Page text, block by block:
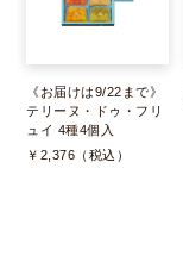
《お届けは9/22まで》
テリーヌ・ドゥ・フリ
ュイ 4種4個入
￥2,376（税込）